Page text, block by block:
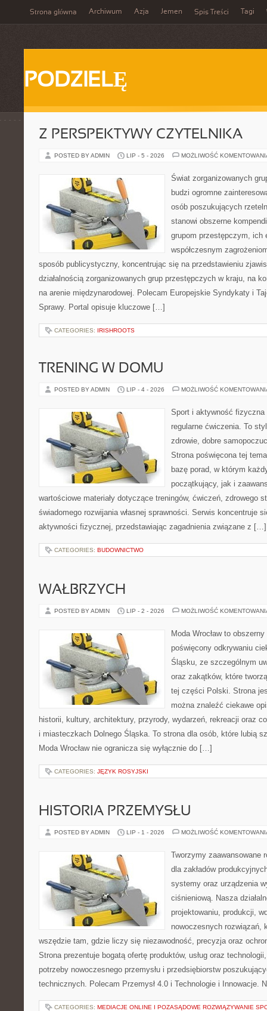
Strona główna Archiwum Azja Jemen Spis Treści Tagi
PODZIELĘ
Z PERSPEKTYWY CZYTELNIKA
POSTED BY ADMIN LIP - 5 - 2026 MOŻLIWOŚĆ
Świat zorganizowanych
budzi ogromne
osób poszukujących
stanowi obszerne
grupom przestępczym, ich
współczesnym
sposób publicystyczny, koncentrując się na przedstawieniu
działalnością zorganizowanych grup przestępczych w kraju, na
na arenie międzynarodowej. Polecam Europejskie Syndykaty i
Sprawy. Portal opisuje kluczowe […]
CATEGORIES: IRISHROOTS
TRENING W DOMU
POSTED BY ADMIN LIP - 4 - 2026 MOŻLIWOŚĆ
Sport i aktywność
regularne ćwiczenia. To
zdrowie, dobre
Strona poświęcona tej
bazę porad, w którym
początkujący, jak i
wartościowe materiały dotyczące treningów, ćwiczeń, zdrowego
świadomego rozwijania własnej sprawności. Serwis koncentruje
aktywności fizycznej, przedstawiając zagadnienia związane z […]
CATEGORIES: BUDOWNICTWO
WAŁBRZYCH
POSTED BY ADMIN LIP - 2 - 2026 MOŻLIWOŚĆ
Moda Wrocław to
poświęcony odkrywaniu
Śląsku, ze szczególnym
oraz zakątków, które
tej części Polski. Strona
można znaleźć ciekawe
historii, kultury, architektury, przyrody, wydarzeń, rekreacji oraz
i miasteczkach Dolnego Śląska. To strona dla osób, które lubią
Moda Wrocław nie ogranicza się wyłącznie do […]
CATEGORIES: JĘZYK ROSYJSKI
HISTORIA PRZEMYSŁU
POSTED BY ADMIN LIP - 1 - 2026 MOŻLIWOŚĆ
Tworzymy zaawansowane
dla zakładów
systemy oraz urządzenia
ciśnieniową. Nasza
projektowaniu, produkcji,
nowoczesnych rozwiązań,
wszędzie tam, gdzie liczy się niezawodność, precyzja oraz
Strona prezentuje bogatą ofertę produktów, usług oraz
potrzeby nowoczesnego przemysłu i przedsiębiorstw
technicznych. Polecam Przemysł 4.0 i Technologie i Innowacje.
CATEGORIES: MEDIACJE ONLINE I POZASĄDOWE ROZWIĄZYWANIE